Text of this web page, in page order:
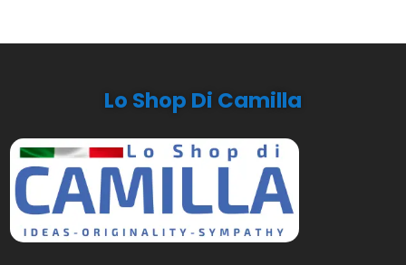
Lo Shop Di Camilla